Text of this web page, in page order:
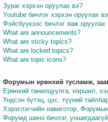
Зураг хэрхэн оруулах вэ?
Youtube бичлэг хэрхэн оруулах
Фэйсбүүкээс бичлэг яаж оруулах
What are announcements?
What are sticky topics?
What are locked topics?
What are topic icons?
Форумын ерөнхий тусламж,
Ерөнхий танилцуулга, нэршил,
Үндсэн бүтэц, цэс, түүний
Хэрэглэгчийн навиготор,
Форумд шинэ бичлэг,